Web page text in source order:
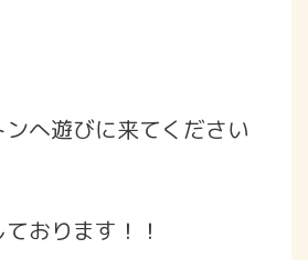
へ遊びに来てください
おります！！